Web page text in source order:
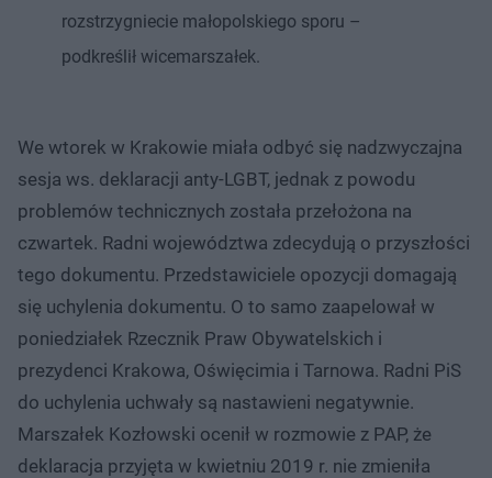
rozstrzygniecie małopolskiego sporu –
podkreślił wicemarszałek.
We wtorek w Krakowie miała odbyć się nadzwyczajna
sesja ws. deklaracji anty-LGBT, jednak z powodu
problemów technicznych została przełożona na
czwartek. Radni województwa zdecydują o przyszłości
tego dokumentu. Przedstawiciele opozycji domagają
się uchylenia dokumentu. O to samo zaapelował w
poniedziałek Rzecznik Praw Obywatelskich i
prezydenci Krakowa, Oświęcimia i Tarnowa. Radni PiS
do uchylenia uchwały są nastawieni negatywnie.
Marszałek Kozłowski ocenił w rozmowie z PAP, że
deklaracja przyjęta w kwietniu 2019 r. nie zmieniła